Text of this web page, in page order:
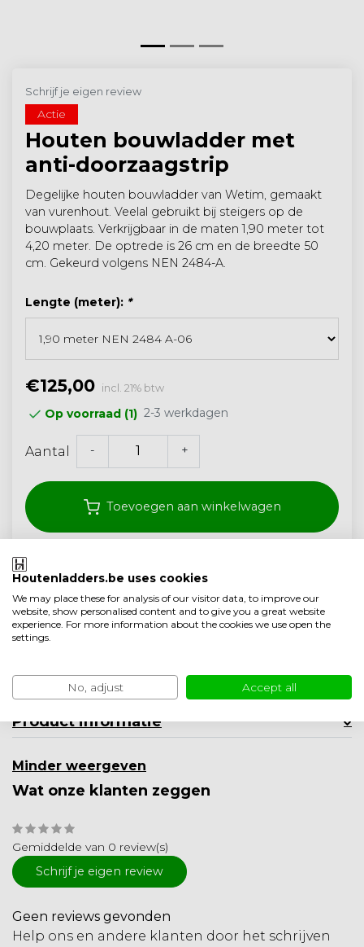
Schrijf je eigen review
Actie
Houten bouwladder met
anti-doorzaagstrip
Degelijke houten bouwladder van Wetim, gemaakt
van vurenhout. Veelal gebruikt bij steigers op de
bouwplaats. Verkrijgbaar in de maten 1,90 meter tot
4,20 meter. De optrede is 26 cm en de breedte 50
cm. Gekeurd volgens NEN 2484-A.
Lengte (meter): *
€125,00 incl. 21% btw
Op voorraad (1) 2-3 werkdagen
Aantal - +
Toevoegen aan winkelwagen
Klantenbeoordeling 9.1/10
Gratis verzonden vanaf 250,- (<40 kg)
Ambachtelijke kwaliteit uit Nederland
Productomschrijving
Product informatie
Minder weergeven
Wat onze klanten zeggen
Gemiddelde van 0 review(s)
Schrijf je eigen review
Geen reviews gevonden
Help ons en andere klanten door het schrijven
Houtenladders.be uses cookies
We may place these for analysis of our visitor data, to improve our
website, show personalised content and to give you a great website
experience. For more information about the cookies we use open the
settings.
No, adjust Accept all